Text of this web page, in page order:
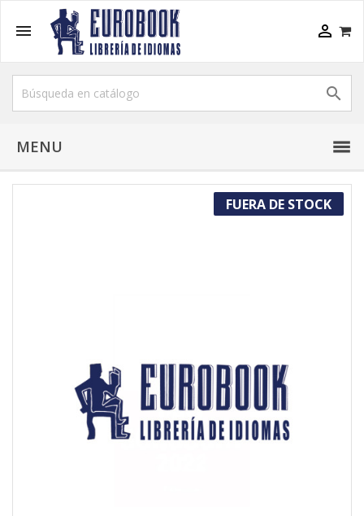
 

MENU
FUERA DE STOCK